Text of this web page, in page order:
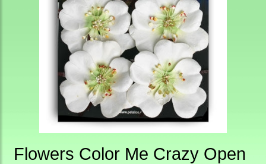
Flowers Color Me Crazy Open